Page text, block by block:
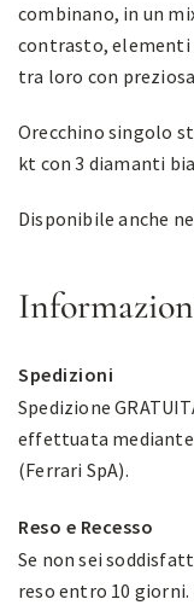
combinano, in un
contrasto, elementi
tra loro con
Orecchino singolo
kt con 3 diamanti
Disponibile anche
Spedizioni
Spedizione
effettuata
(Ferrari SpA).
Reso e Recesso
Se non sei
reso entro 10 giorni.